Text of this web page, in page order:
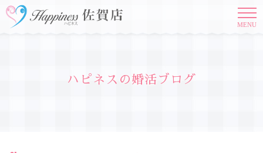
MENU
ハピネスの婚活ブログ